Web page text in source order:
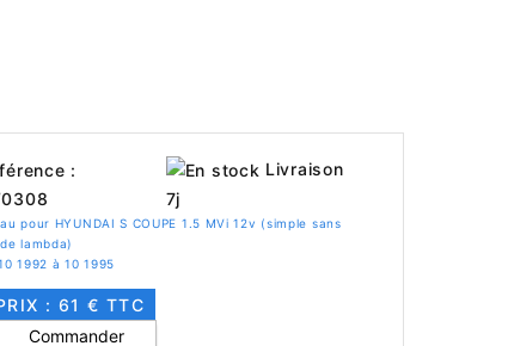
:
Livraison
7j
pour HYUNDAI S COUPE 1.5 MVi 12v (simple sans
lambda)
1992 à 10 1995
: 61 € TTC